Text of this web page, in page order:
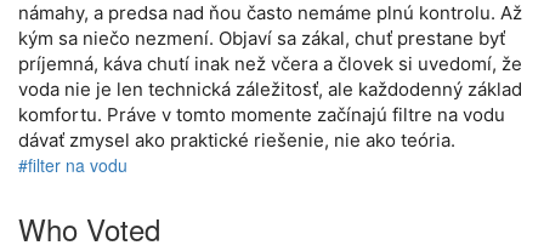
námahy, a predsa nad ňou často nemáme plnú kontrolu. Až
kým sa niečo nezmení. Objaví sa zákal, chuť prestane byť
príjemná, káva chutí inak než včera a človek si uvedomí, že
voda nie je len technická záležitosť, ale každodenný základ
komfortu. Práve v tomto momente začínajú filtre na vodu
dávať zmysel ako praktické riešenie, nie ako teória.
#filter na vodu
Who Voted